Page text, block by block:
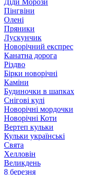
Діди Морози
Пінгвіни
Олені
Пряники
Лускунчик
Новорічний експрес
Канатна дорога
Різдво
Бірки новорічні
Каміни
Будиночки в шапках
Снігові кулі
Новорічні мордочки
Новорічні Коти
Вертеп кульки
Кульки українські
Свята
Хелловін
Великдень
8 березня